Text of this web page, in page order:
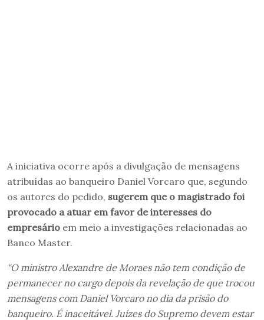
A iniciativa ocorre após a divulgação de mensagens
atribuídas ao banqueiro Daniel Vorcaro que, segundo
os autores do pedido, sugerem que o magistrado foi
provocado a atuar em favor de interesses do
empresário em meio a investigações relacionadas ao
Banco Master.
“O ministro Alexandre de Moraes não tem condição de
permanecer no cargo depois da revelação de que trocou
mensagens com Daniel Vorcaro no dia da prisão do
banqueiro. É inaceitável. Juízes do Supremo devem estar